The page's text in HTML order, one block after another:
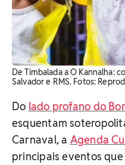
De Timbalada a O Kannalha:
Salvador e RMS. Fotos:
Do lado profano do
esquentam
Carnaval, a Agenda
principais eventos